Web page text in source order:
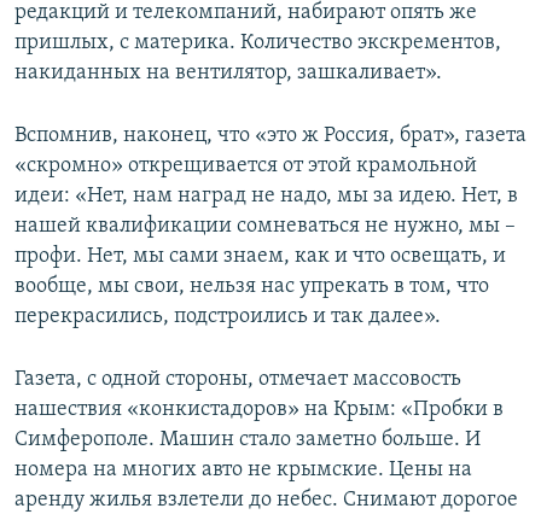
редакций и телекомпаний, набирают опять же
пришлых, с материка. Количество экскрементов,
накиданных на вентилятор, зашкаливает».
Вспомнив, наконец, что «это ж Россия, брат», газета
«скромно» открещивается от этой крамольной
идеи: «Нет, нам наград не надо, мы за идею. Нет, в
нашей квалификации сомневаться не нужно, мы –
профи. Нет, мы сами знаем, как и что освещать, и
вообще, мы свои, нельзя нас упрекать в том, что
перекрасились, подстроились и так далее».
Газета, с одной стороны, отмечает массовость
нашествия «конкистадоров» на Крым: «Пробки в
Симферополе. Машин стало заметно больше. И
номера на многих авто не крымские. Цены на
аренду жилья взлетели до небес. Снимают дорогое